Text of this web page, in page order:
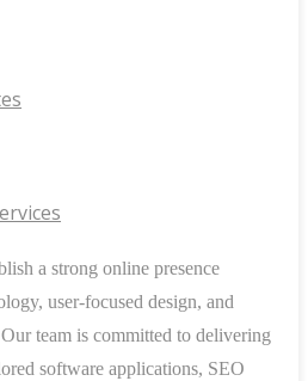
a strong online presence
user-focused design, and
team is committed to delivering
software applications, SEO